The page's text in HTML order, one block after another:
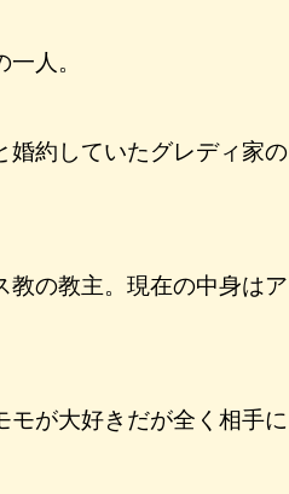
人。
婚約していたグレディ家の
教の教主。現在の中身はア
が大好きだが全く相手に